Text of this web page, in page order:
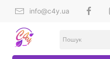
info@c4y.ua